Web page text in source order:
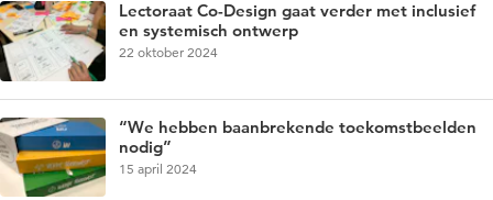
Lectoraat Co-Design gaat verder met inclusief
en systemisch ontwerp
22 oktober 2024
“We hebben baanbrekende toekomstbeelden
nodig”
15 april 2024